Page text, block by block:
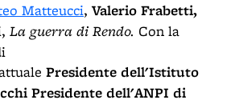
Matteucci, Valerio Frabetti,
La guerra di Rendo. Con la
Presidente dell'Istituto
Presidente dell'ANPI di